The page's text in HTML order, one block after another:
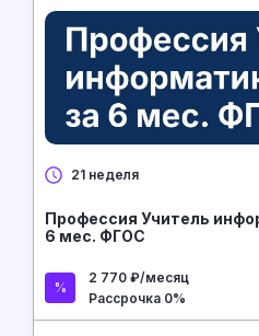
21 неделя
Профессия Учитель
6 мес. ФГОС
2 770 ₽/месяц
Рассрочка 0%